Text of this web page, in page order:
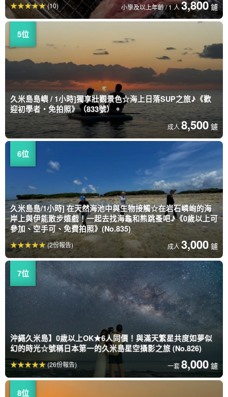
小學及以上年齡 / 1 人3,800 鑢
(10)
久米島島嶼 / 1小時]獨享壯觀景色☆海上日落SUP之旅♪《歡
迎初學者・免拍照》（833號）。
成人8,500 鑢
久米島島/1小時] 在天然海池中與生物接觸☆在岩石嶙峋的海
岸上與伊能散步嬉戲！一起去找海龜和熊跳蚤吧♪《0歲以上可
參加、空手可、免費拍照》(No.835)
成人3,000 鑢
(2份報告)
沖繩久米島】0歲以上OK★6人同價！與滿天繁星共度如夢似
幻的時光☆號稱日本第一的久米島星空攝影之旅 (No.826)
一套8,000 鑢
(26份報告)